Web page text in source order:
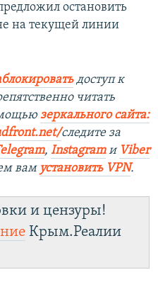
остановить
на текущей линии
доступ к
читать
зеркального сайта:
следите за
, Instagramи Viber
вам установить VPN.
и цензуры!
Крым.Реалии